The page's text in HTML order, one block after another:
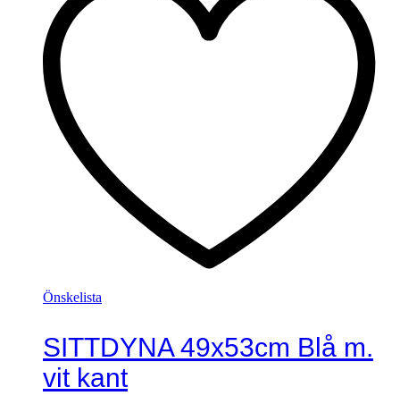
Önskelista
SITTDYNA 49x53cm Blå m.
vit kant